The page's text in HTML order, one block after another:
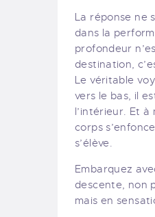
La réponse ne
dans la
profondeur
destination,
Le véritable
vers le bas, il
l’intérieur. Et à
corps
s’élève.
Embarquez
descente, non
mais en